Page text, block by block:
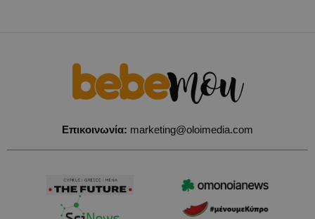
Επικοινωνία: marketing@oloimedia.com